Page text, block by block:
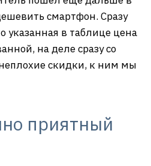
смартфон. Сразу
указанная в таблице цена
на деле сразу со
скидки, к ним мы
приятный